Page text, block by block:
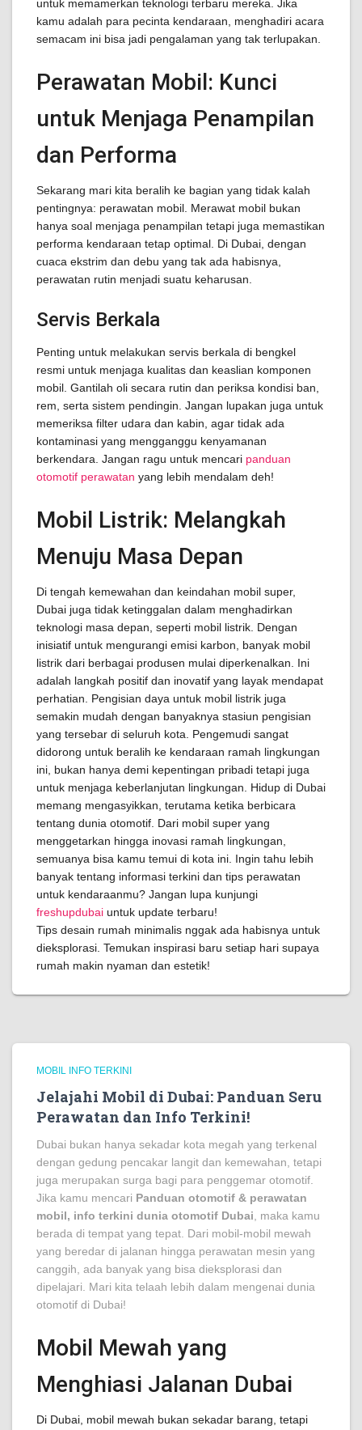
untuk memamerkan teknologi terbaru mereka. Jika
kamu adalah para pecinta kendaraan, menghadiri acara
semacam ini bisa jadi pengalaman yang tak terlupakan.
Perawatan Mobil: Kunci
untuk Menjaga Penampilan
dan Performa
Sekarang mari kita beralih ke bagian yang tidak kalah
pentingnya: perawatan mobil. Merawat mobil bukan
hanya soal menjaga penampilan tetapi juga memastikan
performa kendaraan tetap optimal. Di Dubai, dengan
cuaca ekstrim dan debu yang tak ada habisnya,
perawatan rutin menjadi suatu keharusan.
Servis Berkala
Penting untuk melakukan servis berkala di bengkel
resmi untuk menjaga kualitas dan keaslian komponen
mobil. Gantilah oli secara rutin dan periksa kondisi ban,
rem, serta sistem pendingin. Jangan lupakan juga untuk
memeriksa filter udara dan kabin, agar tidak ada
kontaminasi yang mengganggu kenyamanan
berkendara. Jangan ragu untuk mencari panduan
otomotif perawatan yang lebih mendalam deh!
Mobil Listrik: Melangkah
Menuju Masa Depan
Di tengah kemewahan dan keindahan mobil super,
Dubai juga tidak ketinggalan dalam menghadirkan
teknologi masa depan, seperti mobil listrik. Dengan
inisiatif untuk mengurangi emisi karbon, banyak mobil
listrik dari berbagai produsen mulai diperkenalkan. Ini
adalah langkah positif dan inovatif yang layak mendapat
perhatian. Pengisian daya untuk mobil listrik juga
semakin mudah dengan banyaknya stasiun pengisian
yang tersebar di seluruh kota. Pengemudi sangat
didorong untuk beralih ke kendaraan ramah lingkungan
ini, bukan hanya demi kepentingan pribadi tetapi juga
untuk menjaga keberlanjutan lingkungan. Hidup di Dubai
memang mengasyikkan, terutama ketika berbicara
tentang dunia otomotif. Dari mobil super yang
menggetarkan hingga inovasi ramah lingkungan,
semuanya bisa kamu temui di kota ini. Ingin tahu lebih
banyak tentang informasi terkini dan tips perawatan
untuk kendaraanmu? Jangan lupa kunjungi
freshupdubai untuk update terbaru!
Tips desain rumah minimalis nggak ada habisnya untuk
dieksplorasi. Temukan inspirasi baru setiap hari supaya
rumah makin nyaman dan estetik!
MOBIL INFO TERKINI
Jelajahi Mobil di Dubai: Panduan Seru
Perawatan dan Info Terkini!
Dubai bukan hanya sekadar kota megah yang terkenal
dengan gedung pencakar langit dan kemewahan, tetapi
juga merupakan surga bagi para penggemar otomotif.
Jika kamu mencari Panduan otomotif & perawatan
mobil, info terkini dunia otomotif Dubai , maka kamu
berada di tempat yang tepat. Dari mobil-mobil mewah
yang beredar di jalanan hingga perawatan mesin yang
canggih, ada banyak yang bisa dieksplorasi dan
dipelajari. Mari kita telaah lebih dalam mengenai dunia
otomotif di Dubai!
Mobil Mewah yang
Menghiasi Jalanan Dubai
Di Dubai, mobil mewah bukan sekadar barang, tetapi